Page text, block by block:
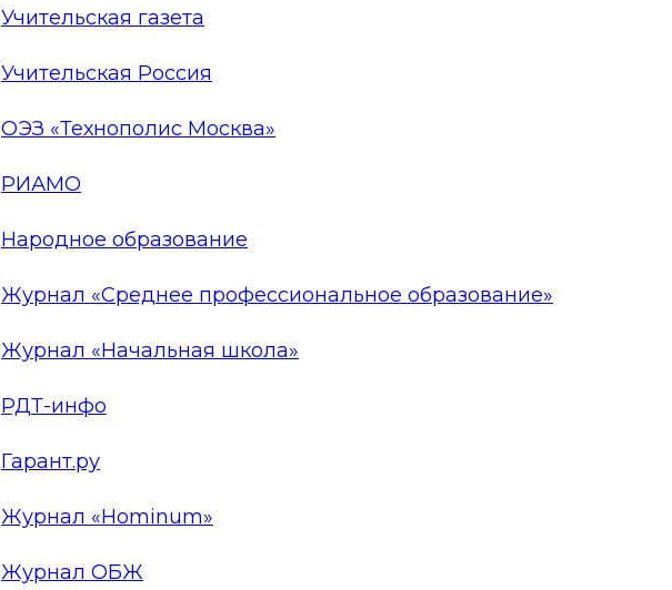
Учительская газета
Учительская Россия
ОЭЗ «Технополис Москва»
РИАМО
Народное образование
Журнал «Среднее профессиональное образование»
Журнал «Начальная школа»
РДТ-инфо
Гарант.ру
Журнал «Hominum»
Журнал ОБЖ